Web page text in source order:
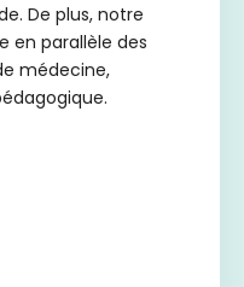
De plus, notre
en parallèle des
médecine,